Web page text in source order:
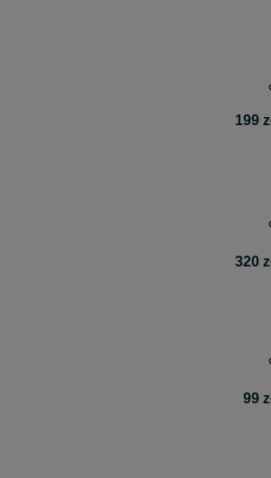
199
320
99